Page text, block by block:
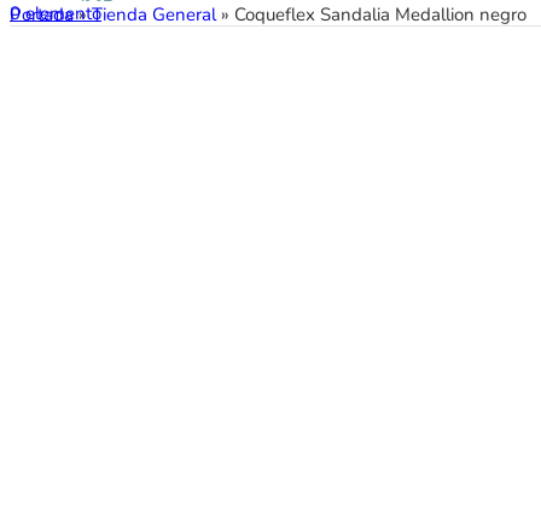
0elemento
Portada»Tienda General» Coqueflex Sandalia Medallion negro